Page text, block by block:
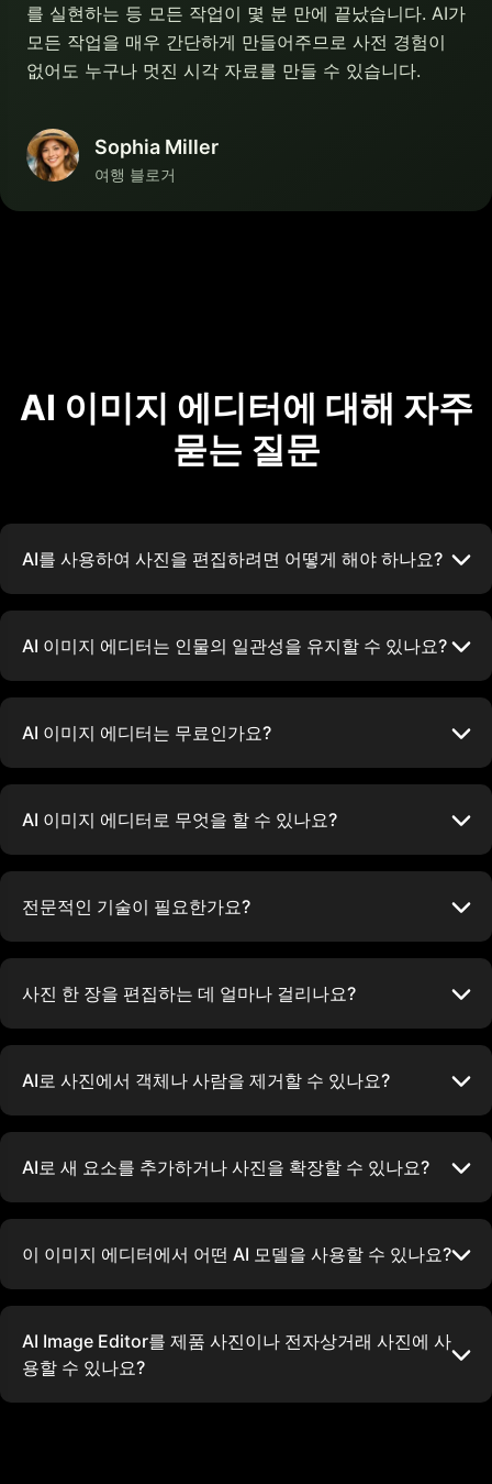
를 실현하는 등 모든 작업이 몇 분 만에 끝났습니다. AI가
모든 작업을 매우 간단하게 만들어주므로 사전 경험이
없어도 누구나 멋진 시각 자료를 만들 수 있습니다.
Sophia Miller
여행 블로거
AI 이미지 에디터에 대해 자주
묻는 질문
AI를 사용하여 사진을 편집하려면 어떻게 해야 하나요?
AI 이미지 에디터는 인물의 일관성을 유지할 수 있나요?
AI 이미지 에디터는 무료인가요?
AI 이미지 에디터로 무엇을 할 수 있나요?
전문적인 기술이 필요한가요?
사진 한 장을 편집하는 데 얼마나 걸리나요?
AI로 사진에서 객체나 사람을 제거할 수 있나요?
AI로 새 요소를 추가하거나 사진을 확장할 수 있나요?
이 이미지 에디터에서 어떤 AI 모델을 사용할 수 있나요?
AI Image Editor를 제품 사진이나 전자상거래 사진에 사
용할 수 있나요?